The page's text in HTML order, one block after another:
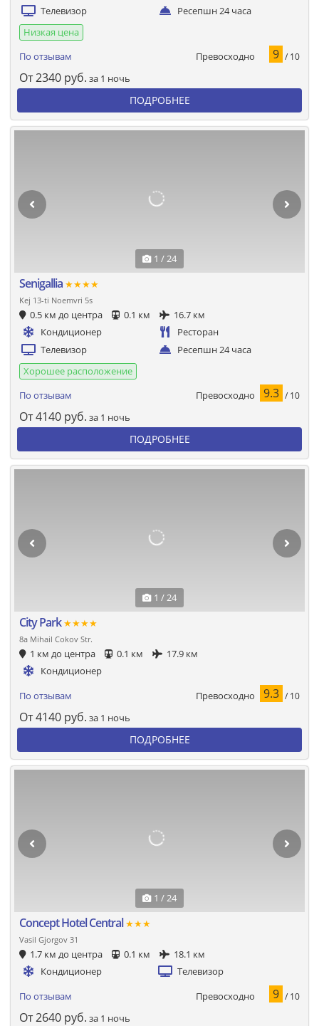
Телевизор
Ресепшн 24 часа
Низкая цена
По отзывам
Превосходно 9 / 10
От2340 руб. за 1 ночь
ПОДРОБНЕЕ
1 / 24
Senigallia ★★★★
Kej 13-ti Noemvri 5s
0.5 км до центра 0.1 км
16.7 км
Кондиционер
Ресторан
Телевизор
Ресепшн 24 часа
Хорошее расположение
По отзывам
Превосходно 9.3 / 10
От4140 руб. за 1 ночь
ПОДРОБНЕЕ
1 / 24
City Park★★★★
8a Mihail Cokov Str.
1 км до центра 0.1 км
17.9 км
Кондиционер
По отзывам Превосходно 9.3 / 10
От4140 руб. за 1 ночь
ПОДРОБНЕЕ
1 / 24
Concept Hotel Central★★★
Vasil Gjorgov 31
1.7 км до центра 0.1 км
18.1 км
Кондиционер
Телевизор
По отзывам Превосходно 9 / 10
От2640 руб. за 1 ночь